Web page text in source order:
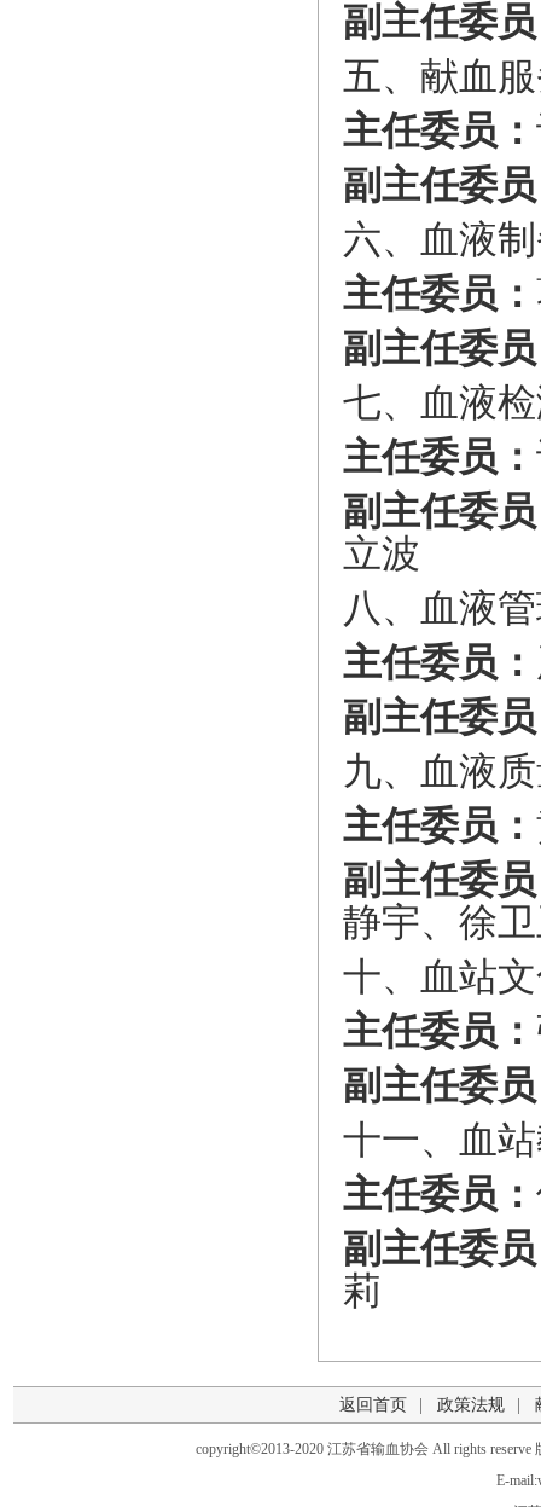
副主任委
五、献血
主任委员：
副主任委
六、血液
主任委员：
副主任委
七、血液
主任委员：
副主任委
立波
八、血液
主任委员：
副主任委
九、血液
主任委员：
副主任委
静宇、徐
十、血站
主任委员：
副主任委
十一、血
主任委员：
副主任委
莉
返回首页 政策法规
copyright©2013-2020 江苏省输血协会 All rights
E-